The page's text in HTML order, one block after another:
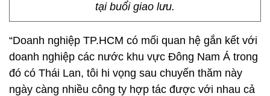
tại buổi giao lưu.
“Doanh nghiệp TP.HCM có mối quan hệ gắn kết với
doanh nghiệp các nước khu vực Đông Nam Á trong
đó có Thái Lan, tôi hi vọng sau chuyến thăm này
ngày càng nhiều công ty hợp tác được với nhau cả